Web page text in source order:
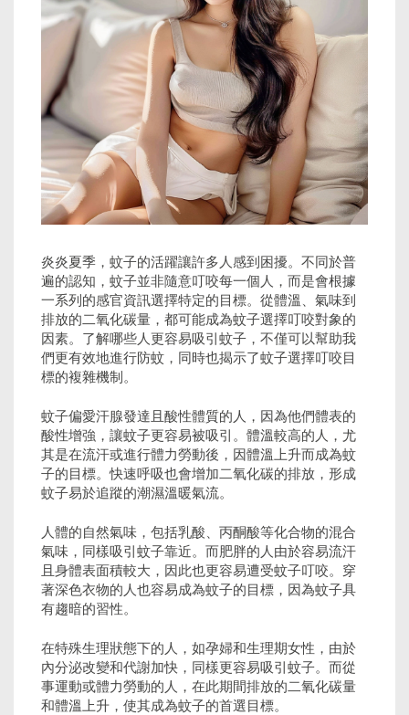
炎炎夏季，蚊子的活躍讓許多人感到困擾。不同於普
遍的認知，蚊子並非隨意叮咬每一個人，而是會根據
一系列的感官資訊選擇特定的目標。從體溫、氣味到
排放的二氧化碳量，都可能成為蚊子選擇叮咬對象的
因素。了解哪些人更容易吸引蚊子，不僅可以幫助我
們更有效地進行防蚊，同時也揭示了蚊子選擇叮咬目
標的複雜機制。
蚊子偏愛汗腺發達且酸性體質的人，因為他們體表的
酸性增強，讓蚊子更容易被吸引。體溫較高的人，尤
其是在流汗或進行體力勞動後，因體溫上升而成為蚊
子的目標。快速呼吸也會增加二氧化碳的排放，形成
蚊子易於追蹤的潮濕溫暖氣流。
人體的自然氣味，包括乳酸、丙酮酸等化合物的混合
氣味，同樣吸引蚊子靠近。而肥胖的人由於容易流汗
且身體表面積較大，因此也更容易遭受蚊子叮咬。穿
著深色衣物的人也容易成為蚊子的目標，因為蚊子具
有趨暗的習性。
在特殊生理狀態下的人，如孕婦和生理期女性，由於
內分泌改變和代謝加快，同樣更容易吸引蚊子。而從
事運動或體力勞動的人，在此期間排放的二氧化碳量
和體溫上升，使其成為蚊子的首選目標。